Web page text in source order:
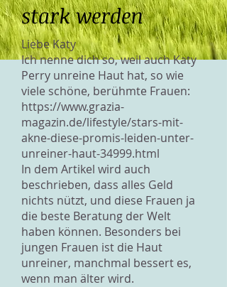
stark werden
Liebe Katy
Ich nenne dich so, weil auch Katy
Perry unreine Haut hat, so wie
viele schöne, berühmte Frauen:
https://www.grazia-
magazin.de/lifestyle/stars-mit-
akne-diese-promis-leiden-unter-
unreiner-haut-34999.html
In dem Artikel wird auch
beschrieben, dass alles Geld
nichts nützt, und diese Frauen ja
die beste Beratung der Welt
haben können. Besonders bei
jungen Frauen ist die Haut
unreiner, manchmal bessert es,
wenn man älter wird.